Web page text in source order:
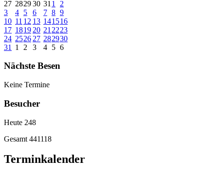
27 282930 31 1
2
3
4 5 6 7 8 9
10 11 12 13 141516
17 1819 20 21 2223
24 2526 27 282930
31
1 2 3 4 5 6
Nächste Besen
Keine Termine
Besucher
Heute 248
Gesamt 441118
Terminkalender